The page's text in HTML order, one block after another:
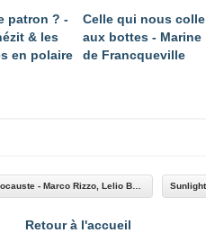
patron ? -
& les
en polaire
Celle qui nous colle
aux bottes - Marine
de Francqueville
Retour à l'accueil